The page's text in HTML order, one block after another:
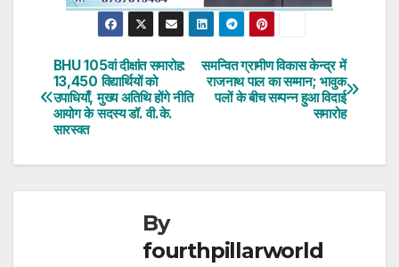
Post
navigation
समन्वित ग्रामीण विकास केन्द्र में
राजनाथ पाल का सम्मान; भावुक
पलों के बीच सम्पन्न हुआ विदाई
समारोह
BHU 105वां दीक्षांत समारोह:
13,450 विद्यार्थियों को
उपाधियाँ, मुख्य अतिथि होंगे नीति
आयोग के सदस्य डॉ. वी.के.
सारस्वत
By
fourthpillarworld